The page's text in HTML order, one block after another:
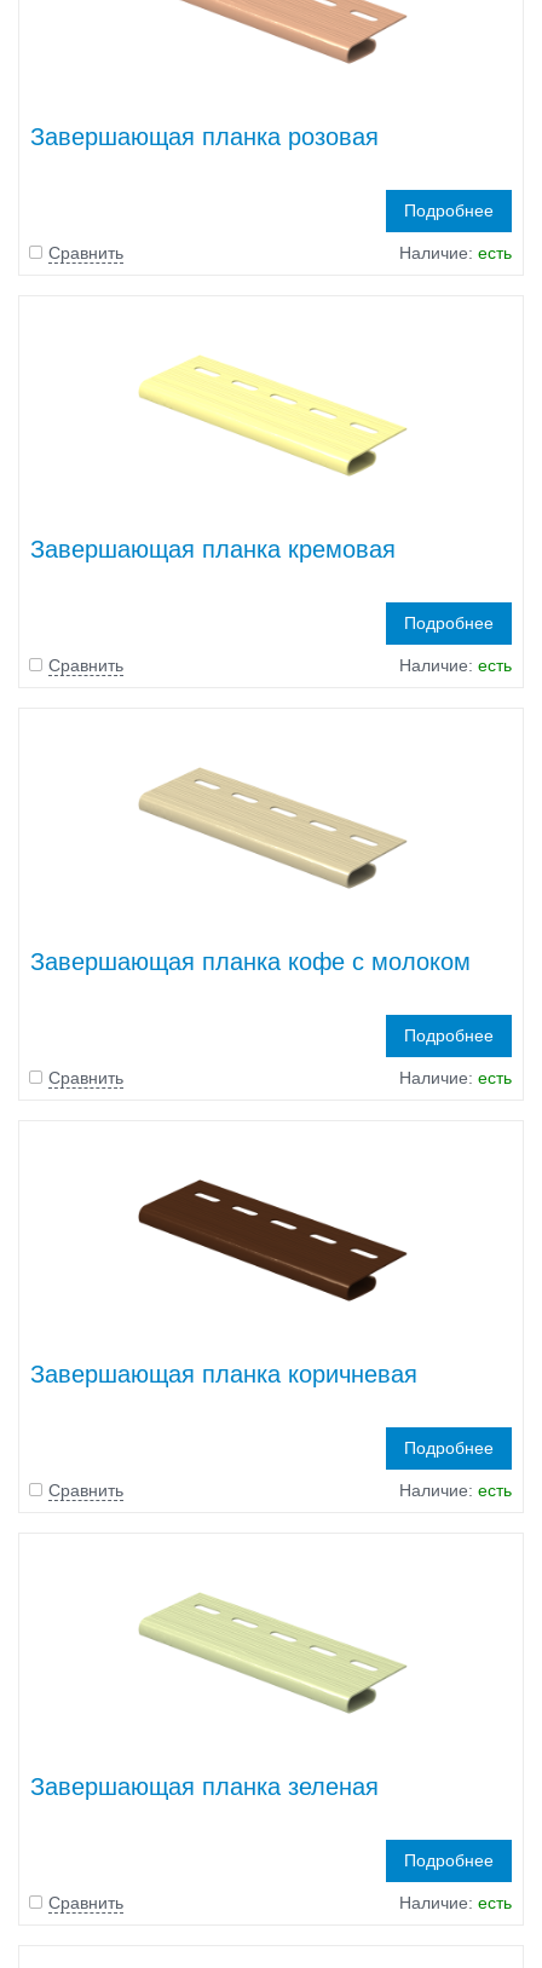
Завершающая планка розовая
Подробнее
Сравнить Наличие: есть
Завершающая планка кремовая
Подробнее
Сравнить Наличие: есть
Завершающая планка кофе с молоком
Подробнее
Сравнить Наличие: есть
Завершающая планка коричневая
Подробнее
Сравнить Наличие: есть
Завершающая планка зеленая
Подробнее
Сравнить Наличие: есть